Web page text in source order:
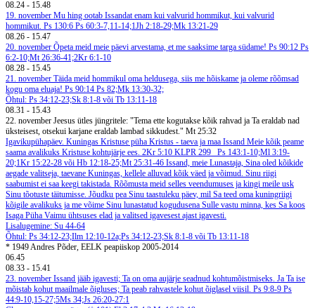
08.24 - 15.48
19. november Mu hing ootab Issandat enam kui valvurid hommikut, kui valvurid
hommikut. Ps 130:6 Ps 60:3-7,11-14;1Jh 2:18-29;Mk 13:21-29
08.26 - 15.47
20. november Õpeta meid meie päevi arvestama, et me saaksime targa südame! Ps 90:12 Ps
6:2-10;Mt 26:36-41;2Kr 6:1-10
08.28 - 15.45
21. november Täida meid hommikul oma heldusega, siis me hõiskame ja oleme rõõmsad
kogu oma eluaja! Ps 90:14 Ps 82;Mk 13:30-32;
Õhtul: Ps 34:12-23;Sk 8:1-8 või Tb 13:11-18
08.31 - 15.43
22. november Jeesus ütles jüngritele: "Tema ette kogutakse kõik rahvad ja Ta eraldab nad
üksteisest, otsekui karjane eraldab lambad sikkudest." Mt 25:32
Igavikupühapäev. Kuningas Kristuse püha Kristus - taeva ja maa Issand Meie kõik peame
saama avalikuks Kristuse kohtujärje ees. 2Kr 5:10 KLPR 299
Ps 143:1-10;Ml 3:19-
20;1Kr 15:22-28 või Hb 12:18-25;Mt 25:31-46 Issand, meie Lunastaja, Sina oled kõikide
aegade valitseja, taevane Kuningas, kellele alluvad kõik väed ja võimud. Sinu riigi
saabumist ei saa keegi takistada. Rõõmusta meid selles veendumuses ja kingi meile usk
Sinu tõotuste täitumisse. Jõudku pea Sinu taastuleku päev, mil Sa teed oma kuningriigi
kõigile avalikuks ja me võime Sinu lunastatud kogudusena Sulle vastu minna, kes Sa koos
Isaga Püha Vaimu ühtsuses elad ja valitsed igavesest ajast igavesti.
Lisalugemine: Su 44-64
Õhtul: Ps 34:12-23;Ilm 12:10-12a;Ps 34:12-23;Sk 8:1-8 või Tb 13:11-18
* 1949 Andres Põder, EELK peapiiskop 2005-2014
06.45
08.33 - 15.41
23. november Issand jääb igavesti; Ta on oma aujärje seadnud kohtumõistmiseks. Ja Ta ise
mõistab kohut maailmale õigluses; Ta peab rahvastele kohut õiglasel viisil. Ps 9:8-9 Ps
44:9-10,15-27;5Ms 34;Js 26:20-27:1